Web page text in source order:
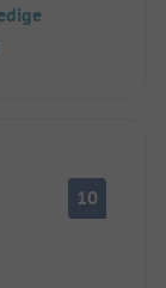
10